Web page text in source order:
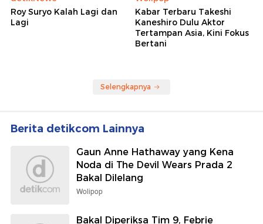
Roy Suryo Kalah Lagi dan
Lagi
Kabar Terbaru Takeshi
Kaneshiro Dulu Aktor
Tertampan Asia, Kini Fokus
Bertani
Selengkapnya
Berita detikcom Lainnya
Gaun Anne Hathaway yang Kena
Noda di The Devil Wears Prada 2
Bakal Dilelang
Wolipop
Bakal Diperiksa Tim 9, Febrie